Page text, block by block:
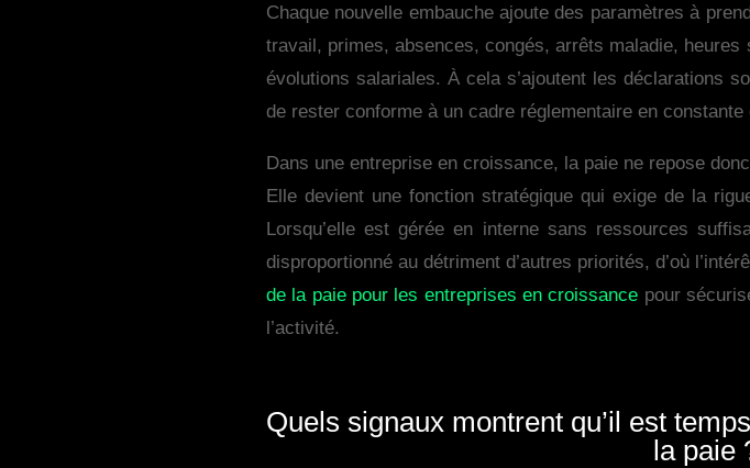
Chaque nouvelle embauche ajoute des paramètres à
travail, primes, absences, congés, arrêts maladie,
évolutions salariales. À cela s’ajoutent les déclarations
de rester conforme à un cadre réglementaire en constante
Dans une entreprise en croissance, la paie ne repose
Elle devient une fonction stratégique qui exige de la
Lorsqu’elle est gérée en interne sans ressources
disproportionné au détriment d’autres priorités, d’où
de la paie pour les entreprises en croissance pour
l’activité.
Quels signaux montrent qu’il est
la paie